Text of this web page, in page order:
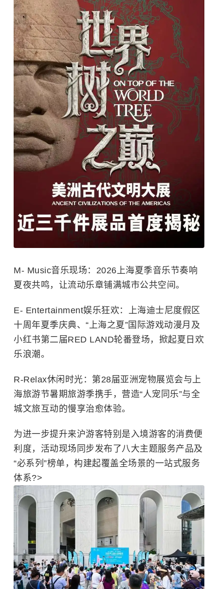
M- Music音乐现场 ：2026上海夏季音乐节奏响
夏夜共鸣，让流动乐章铺满城市公共空间。
E- Entertainment娱乐狂欢 ：上海迪士尼度假区
十周年夏季庆典、“上海之夏”国际游戏动漫月及
小红书第二届RED LAND轮番登场，掀起夏日欢
乐浪潮。
R-Relax休闲时光 ：第28届亚洲宠物展览会与上
海旅游节暑期旅游季携手，营造“人宠同乐”与全
城文旅互动的慢享治愈体验。
为进一步提升来沪游客特别是入境游客的消费便
利度，活动现场同步发布了八大主题服务产品及
“必系列”榜单，构建起覆盖全场景的一站式服务
体系?>